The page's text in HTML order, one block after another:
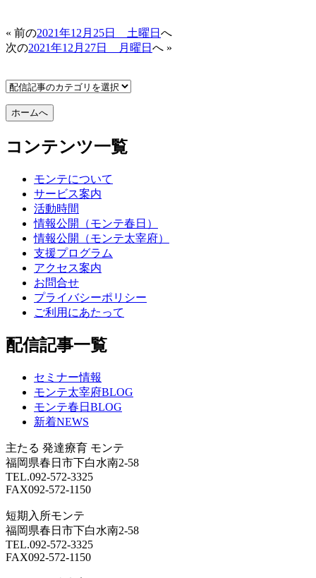
« 前の2021年12月25日 土曜日 へ
次の2021年12月27日 月曜日 へ »
コンテンツ一覧
モンテについて
サービス案内
活動時間
情報公開（モンテ春日）
情報公開（モンテ太宰府）
支援プログラム
アクセス案内
お問合せ
プライバシーポリシー
ご利用にあたって
配信記事一覧
セミナー情報
モンテ太宰府BLOG
モンテ春日BLOG
新着NEWS
主たる 発達療育 モンテ
福岡県春日市下白水南2-58
TEL.092-572-3325
FAX092-572-1150
短期入所モンテ
福岡県春日市下白水南2-58
TEL.092-572-3325
FAX092-572-1150